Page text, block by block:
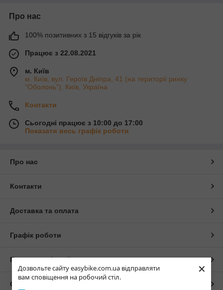
Дозвольте сайту easybike.com.ua відправляти
вам сповіщення на робочий стіл.
×
Про нас
100% позитивних з 15 відгуків за рік
Працює з 22.08.2021
м. Київ
м. Київ, вул. Героїв Дніпра, 41 (на території ринку
"Оболонь"), Київ, Україна
Контакти
Сьогодні працює з 10:00 до 17:00
Показати весь графік роботи
Про нас
Контакти
Доставка та оплата
Графік роботи
Повна версія сайту
Сайт створено на маркетплейсі